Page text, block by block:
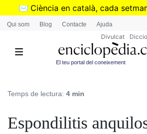
Vés
✉️ Ciència en català, cada
➜Subscriu-te al butlletí de
Qui som Blog Contacte Ajuda
Divulcat
El teu portal del coneixement
Temps de lectura: 4 min
Espondilitis